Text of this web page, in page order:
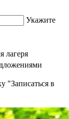
Укажите
лагеря
"Записаться в